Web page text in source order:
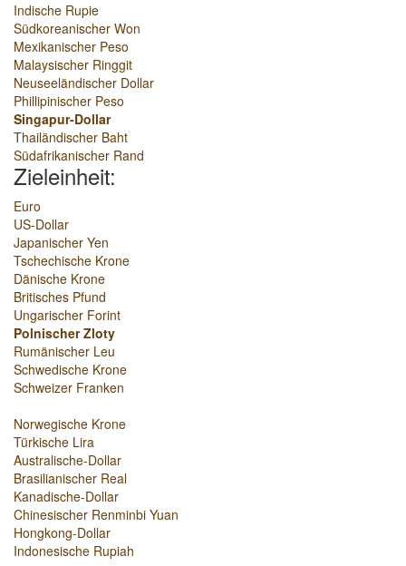
Indische Rupie
Südkoreanischer Won
Mexikanischer Peso
Malaysischer Ringgit
Neuseeländischer Dollar
Phillipinischer Peso
Singapur-Dollar
Thailändischer Baht
Südafrikanischer Rand
Zieleinheit:
Euro
US-Dollar
Japanischer Yen
Tschechische Krone
Dänische Krone
Britisches Pfund
Ungarischer Forint
Polnischer Zloty
Rumänischer Leu
Schwedische Krone
Schweizer Franken
Norwegische Krone
Türkische Lira
Australische-Dollar
Brasilianischer Real
Kanadische-Dollar
Chinesischer Renminbi Yuan
Hongkong-Dollar
Indonesische Rupiah